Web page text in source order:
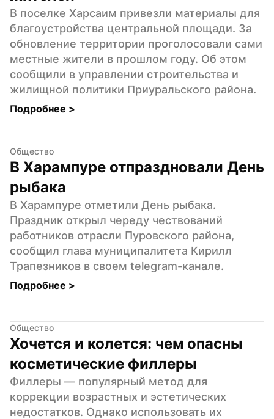
В поселке Харсаим привезли материалы для
благоустройства центральной площади. За
обновление территории проголосовали сами
местные жители в прошлом году. Об этом
сообщили в управлении строительства и
жилищной политики Приуральского района.
Подробнее >
Общество
В Харампуре отпраздновали День
рыбака
В Харампуре отметили День рыбака.
Праздник открыл череду чествований
работников отрасли Пуровского района,
сообщил глава муниципалитета Кирилл
Трапезников в своем telegram-канале.
Подробнее >
Общество
Хочется и колется: чем опасны
косметические филлеры
Филлеры — популярный метод для
коррекции возрастных и эстетических
недостатков. Однако использовать их